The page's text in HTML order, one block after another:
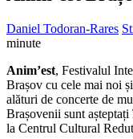
Daniel Todoran-Rares
minute
Anim’est, Festivalul
Brașov cu cele mai noi
alături de concerte de
Brașovenii sunt
la Centrul Cultural